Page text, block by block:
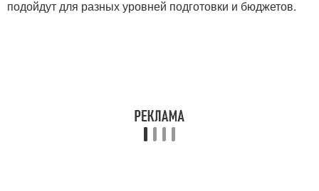
подойдут для разных уровней подготовки и бюджетов.